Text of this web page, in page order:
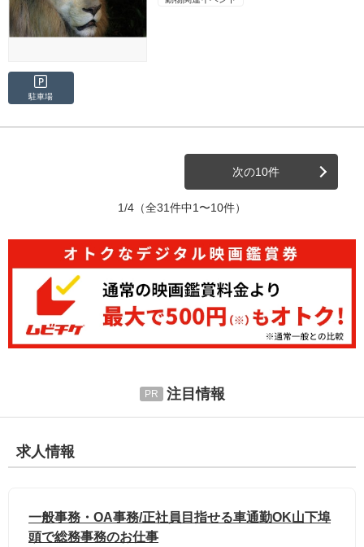
駐車場
次の10件
1/4 （全31件中1〜10件）
注目情報
求人情報
一般事務・OA事務/正社員目指せる車通勤OK山下埠
頭で総務事務のお仕事